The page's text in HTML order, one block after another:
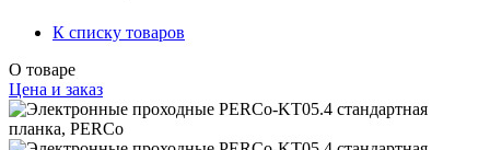
К списку товаров
О товаре
Цена и заказ